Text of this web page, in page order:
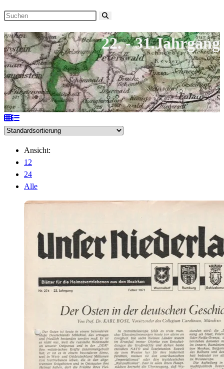
Diese
durchsuchen
22. - 31.Jahrgang
Ansicht:
12
24
Alle